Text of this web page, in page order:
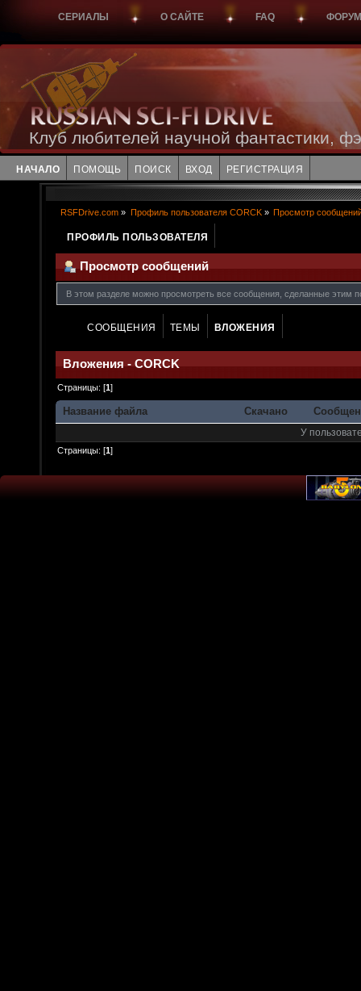
СЕРИАЛЫ О САЙТЕ FAQ ФОРУМ
Клуб любителей научной фантастики,
НАЧАЛО ПОМОЩЬ ПОИСК ВХОД РЕГИСТРАЦИЯ
RSFDrive.com » Профиль пользователя CORCK» Просмотр
ПРОФИЛЬ ПОЛЬЗОВАТЕЛЯ
Просмотр сообщений
В этом разделе можно просмотреть все сообщения, сделанные этим
СООБЩЕНИЯ ТЕМЫ ВЛОЖЕНИЯ
Вложения - CORCK
Страницы: [1]
Название файла Скачано
У
Страницы: [1]